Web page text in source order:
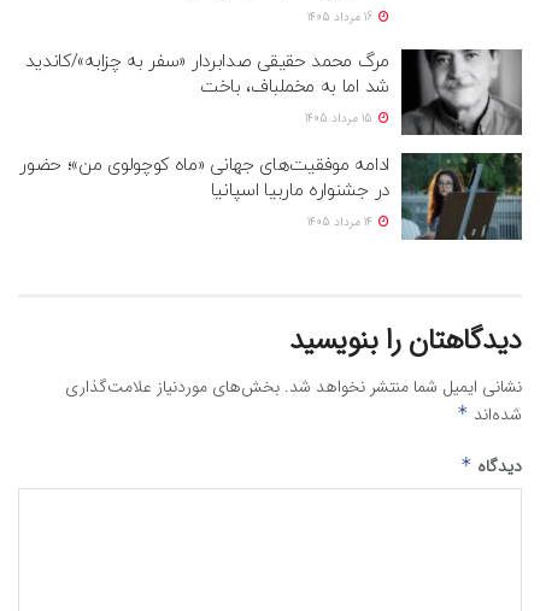
مرگ محمد حقیقی صدابردار «سفر به چزابه»/کاندید
شد اما به مخملباف، باخت
ادامه موفقیت‌های جهانی «ماه کوچولوی من»؛ حضور
در جشنواره ماربیا اسپانیا
دیدگاهتان را بنویسید
نشانی ایمیل شما منتشر نخواهد شد. بخش‌های موردنیاز علامت‌گذاری
شده‌اند *
دیدگاه *